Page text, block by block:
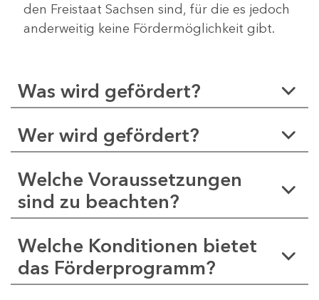
den Freistaat Sachsen sind, für die es jedoch
anderweitig keine Fördermöglichkeit gibt.
Was wird gefördert?
Wer wird gefördert?
Welche Voraussetzungen
sind zu beachten?
Welche Konditionen bietet
das Förderprogramm?